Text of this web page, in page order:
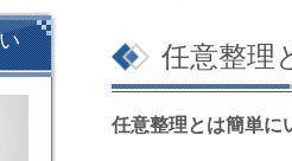
任意整理
任意整理とは簡単に